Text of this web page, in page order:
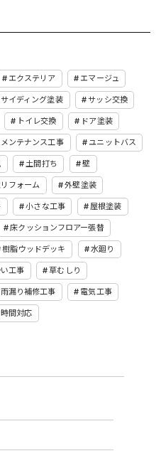
エクステリア エマージュ
サイディング塗装 サッシ交換
トイレ交換 ドア塗装
メンテナンス工事 ユニットバス
土間打ち 壁
フォーム 外壁塗装
小さな工事 屋根塗装
床クッションフロアー張替
樹脂ウッドデッキ 水廻り
工事 草むしり
雨漏り補修工事 電気工事
時間対応